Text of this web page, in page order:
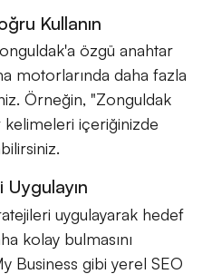
Kullanın
özgü anahtar
motorlarında daha fazla
Örneğin, "Zonguldak
kelimeleri içeriğinizde
uygulayarak hedef
kolay bulmasını
Business gibi yerel SEO